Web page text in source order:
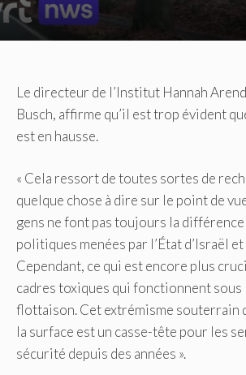
Le directeur de l’Institut Hannah
Busch, affirme qu’il est trop évident
est en hausse.
« Cela ressort de toutes sortes de
quelque chose à dire sur le point de
gens ne font pas toujours la
politiques menées par l’État d’Israël
Cependant, ce qui est encore plus
cadres toxiques qui fonctionnent sous
flottaison. Cet extrémisme souterrain
la surface est un casse-tête pour les
sécurité depuis des années ».